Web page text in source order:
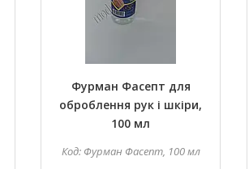
Фурман Фасепт для
оброблення рук і шкіри,
100 мл
Фурман Фасепт, 100 мл